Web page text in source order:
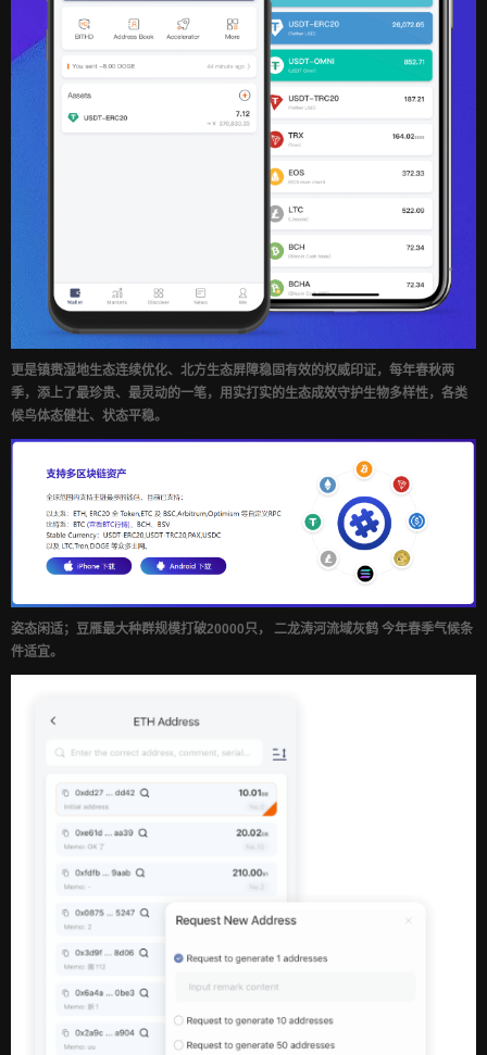
更是镇赉湿地生态连续优化、北方生态屏障稳固有效的权威印证，每年春秋两
季，添上了最珍贵、最灵动的一笔，用实打实的生态成效守护生物多样性，各类
候鸟体态健壮、状态平稳。
姿态闲适；豆雁最大种群规模打破20000只， 二龙涛河流域灰鹤 今年春季气候条
件适宜。